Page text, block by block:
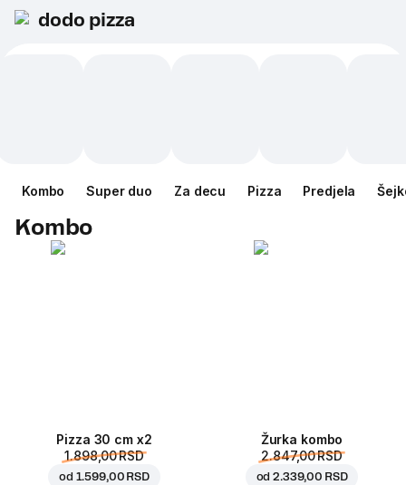
dodo pizza
Kombo Super duo Za decu Pizza Predjela
Kombo
Pizza 30 cm x2
1.898,00 RSD
od 1.599,00 RSD
Žurka kombo
2.847,00 RSD
od2.339,00 RSD